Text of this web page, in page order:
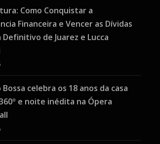
Como Conquistar a
Financeira e Vencer as Dívidas
Definitivo de Juarez e Lucca
celebra os 18 anos da casa
e noite inédita na Ópera